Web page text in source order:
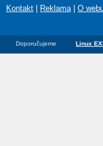
Kontakt
Reklama| O
Doporučujeme Linux